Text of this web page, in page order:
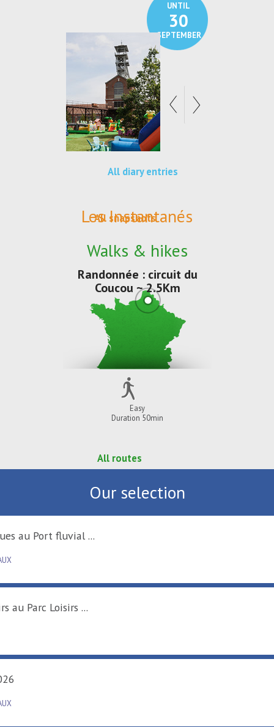
UNTIL
21
SEPTEMBER
All diary entries
Les Instantanés
All snapshots
Walks & hikes
Randonnée : circuit du
Coucou ~ 2.5Km
Easy
Duration 50min
All routes
Our selection
Activités nautiques au Port fluvial ...
Activités de loisirs au Parc Loisirs ...